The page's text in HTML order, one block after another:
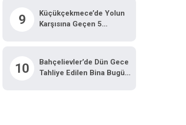
Ortaya Çıktı
9
Küçükçekmece’de Yolun
Karşısına Geçen 5
10
Bahçelievler’de Dün Gece
Tahliye Edilen Bina Bugün